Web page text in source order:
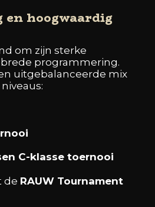
en hoogwaardig
om zijn sterke
programmering.
uitgebalanceerde mix
C-klasse toernooi
de RAUW Tournament